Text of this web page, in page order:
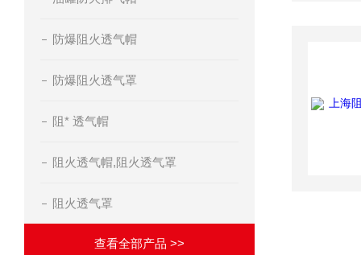
防爆阻火透气帽
防爆阻火透气罩
阻* 透气帽
阻火透气帽,阻火透气罩
阻火透气罩
查看全部产品 >>